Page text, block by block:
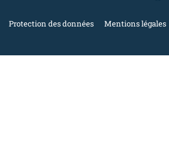
Protection des données Mentions légales